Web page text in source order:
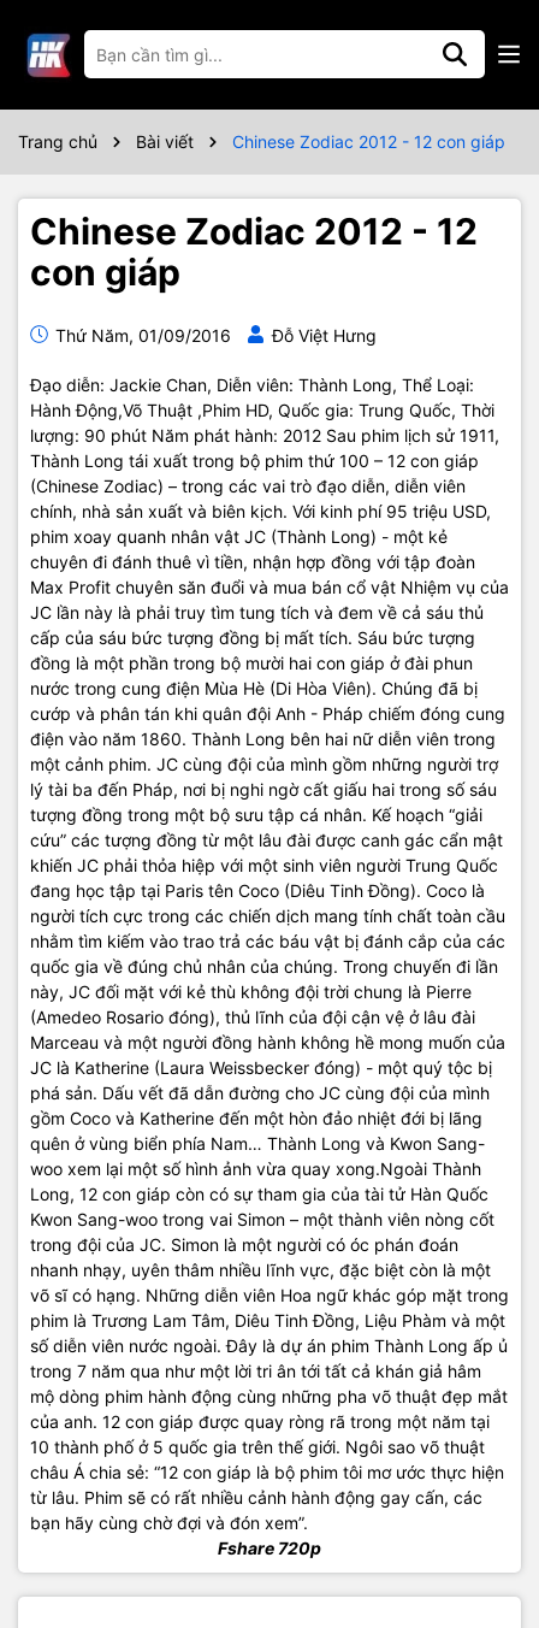
Trang chủ Bài viết Chinese Zodiac 2012 - 12 con giáp
Chinese Zodiac 2012 - 12
con giáp
Thứ Năm, 01/09/2016 Đỗ Việt Hưng
Đạo diễn: Jackie Chan, Diễn viên: Thành Long, Thể Loại:
Hành Động,Võ Thuật ,Phim HD, Quốc gia: Trung Quốc, Thời
lượng: 90 phút Năm phát hành: 2012 Sau phim lịch sử 1911,
Thành Long tái xuất trong bộ phim thứ 100 – 12 con giáp
(Chinese Zodiac) – trong các vai trò đạo diễn, diễn viên
chính, nhà sản xuất và biên kịch. Với kinh phí 95 triệu USD,
phim xoay quanh nhân vật JC (Thành Long) - một kẻ
chuyên đi đánh thuê vì tiền, nhận hợp đồng với tập đoàn
Max Profit chuyên săn đuổi và mua bán cổ vật Nhiệm vụ của
JC lần này là phải truy tìm tung tích và đem về cả sáu thủ
cấp của sáu bức tượng đồng bị mất tích. Sáu bức tượng
đồng là một phần trong bộ mười hai con giáp ở đài phun
nước trong cung điện Mùa Hè (Di Hòa Viên). Chúng đã bị
cướp và phân tán khi quân đội Anh - Pháp chiếm đóng cung
điện vào năm 1860. Thành Long bên hai nữ diễn viên trong
một cảnh phim. JC cùng đội của mình gồm những người trợ
lý tài ba đến Pháp, nơi bị nghi ngờ cất giấu hai trong số sáu
tượng đồng trong một bộ sưu tập cá nhân. Kế hoạch “giải
cứu” các tượng đồng từ một lâu đài được canh gác cẩn mật
khiến JC phải thỏa hiệp với một sinh viên người Trung Quốc
đang học tập tại Paris tên Coco (Diêu Tinh Đồng). Coco là
người tích cực trong các chiến dịch mang tính chất toàn cầu
nhằm tìm kiếm vào trao trả các báu vật bị đánh cắp của các
quốc gia về đúng chủ nhân của chúng. Trong chuyến đi lần
này, JC đối mặt với kẻ thù không đội trời chung là Pierre
(Amedeo Rosario đóng), thủ lĩnh của đội cận vệ ở lâu đài
Marceau và một người đồng hành không hề mong muốn của
JC là Katherine (Laura Weissbecker đóng) - một quý tộc bị
phá sản. Dấu vết đã dẫn đường cho JC cùng đội của mình
gồm Coco và Katherine đến một hòn đảo nhiệt đới bị lãng
quên ở vùng biển phía Nam… Thành Long và Kwon Sang-
woo xem lại một số hình ảnh vừa quay xong.Ngoài Thành
Long, 12 con giáp còn có sự tham gia của tài tử Hàn Quốc
Kwon Sang-woo trong vai Simon – một thành viên nòng cốt
trong đội của JC. Simon là một người có óc phán đoán
nhanh nhạy, uyên thâm nhiều lĩnh vực, đặc biệt còn là một
võ sĩ có hạng. Những diễn viên Hoa ngữ khác góp mặt trong
phim là Trương Lam Tâm, Diêu Tinh Đồng, Liệu Phàm và một
số diễn viên nước ngoài. Đây là dự án phim Thành Long ấp ủ
trong 7 năm qua như một lời tri ân tới tất cả khán giả hâm
mộ dòng phim hành động cùng những pha võ thuật đẹp mắt
của anh. 12 con giáp được quay ròng rã trong một năm tại
10 thành phố ở 5 quốc gia trên thế giới. Ngôi sao võ thuật
châu Á chia sẻ: “12 con giáp là bộ phim tôi mơ ước thực hiện
từ lâu. Phim sẽ có rất nhiều cảnh hành động gay cấn, các
bạn hãy cùng chờ đợi và đón xem”.
Fshare 720p